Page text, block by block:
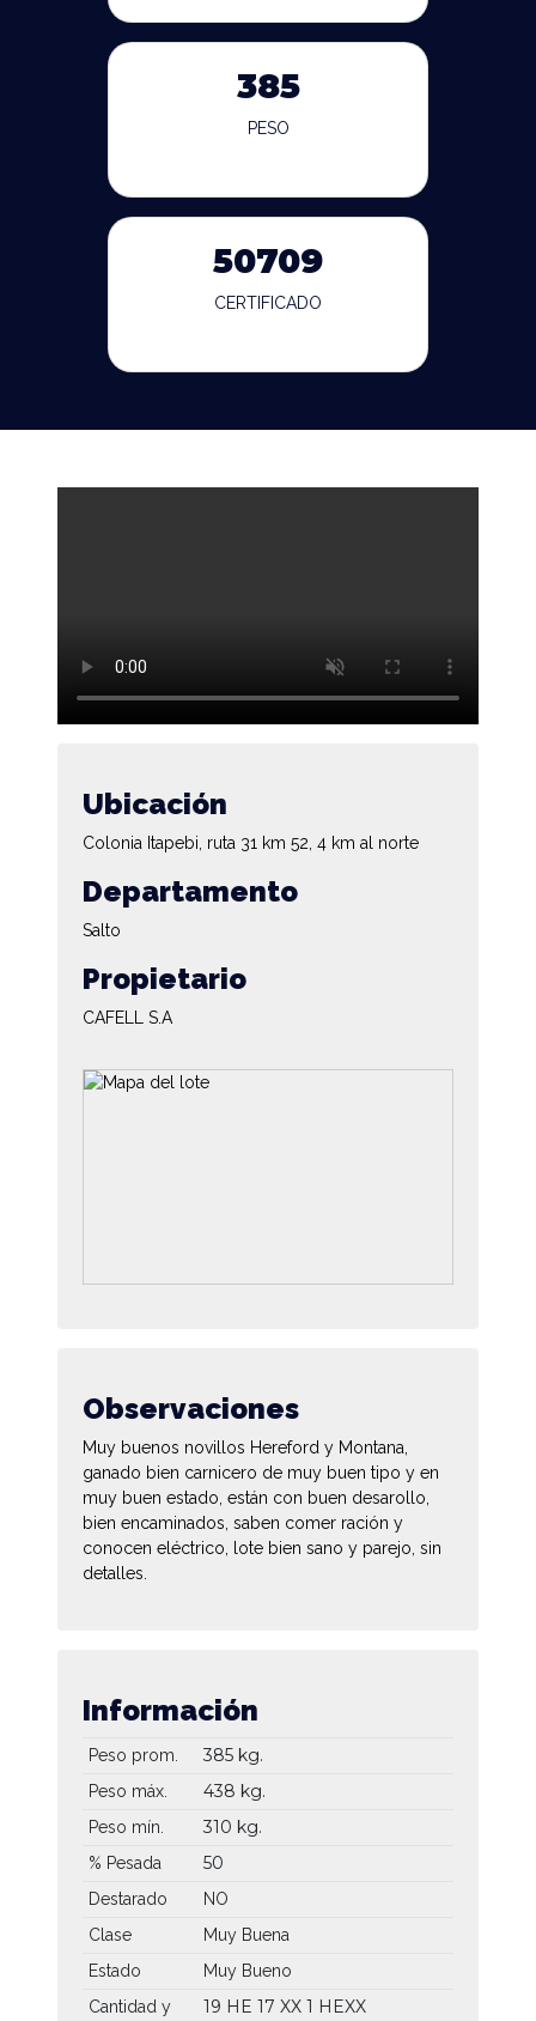
385
PESO
50709
CERTIFICADO
Ubicación
Colonia Itapebi, ruta 31 km 52, 4 km al norte
Departamento
Salto
Propietario
CAFELL S.A
Observaciones
Muy buenos novillos Hereford y Montana,
ganado bien carnicero de muy buen tipo y en
muy buen estado, están con buen desarollo,
bien encaminados, saben comer ración y
conocen eléctrico, lote bien sano y parejo, sin
detalles.
Información
Peso prom. 385 kg.
Peso máx. 438 kg.
Peso mín. 310 kg.
% Pesada 50
Destarado
NO
Clase
Muy Buena
Estado
Muy Bueno
Cantidad y
19 HE 17 XX 1 HEXX